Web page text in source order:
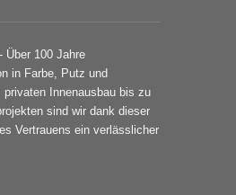
Über 100 Jahre
in Farbe, Putz und
privaten Innenausbau bis zu
sind wir dank dieser
Vertrauens ein verlässlicher